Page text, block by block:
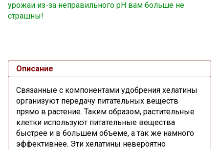
урожаи из-за неправильного pH вам больше не
страшны!
Описание
Связанные с компонентами удобрения хелатины
организуют передачу питательных веществ
прямо в растение. Таким образом, растительные
клетки используют питательные вещества
быстрее и в большем объеме, а так же намного
эффективнее. Эти хелатины невероятно